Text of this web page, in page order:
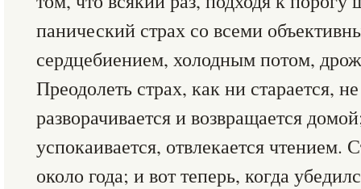
панический страх со всеми
сердцебиением, холодным потом,
Преодолеть страх, как ни старается,
разворачивается и возвращается
успокаивается, отвлекается чтением.
около года; и вот теперь, когда